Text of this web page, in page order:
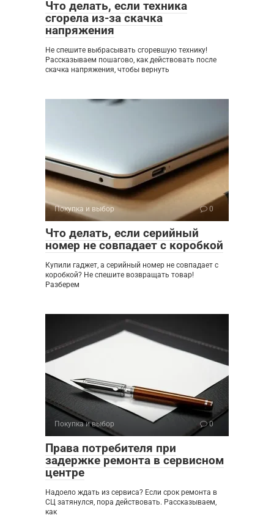
Что делать, если техника
сгорела из-за скачка
напряжения
Не спешите выбрасывать сгоревшую технику!
Рассказываем пошагово, как действовать после
скачка напряжения, чтобы вернуть
Покупка и выбор 0
Что делать, если серийный
номер не совпадает с коробкой
Купили гаджет, а серийный номер не совпадает с
коробкой? Не спешите возвращать товар!
Разберем
Покупка и выбор 0
Права потребителя при
задержке ремонта в сервисном
центре
Надоело ждать из сервиса? Если срок ремонта в
СЦ затянулся, пора действовать. Рассказываем,
как